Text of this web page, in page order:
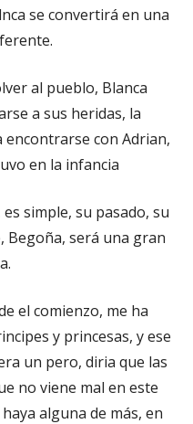
se convertirá en una
al pueblo, Blanca
a sus heridas, la
encontrarse con Adrian,
en la infancia
simple, su pasado, su
Begoña, será una gran
el comienzo, me ha
y princesas, y ese
un pero, diria que las
no viene mal en este
alguna de más, en